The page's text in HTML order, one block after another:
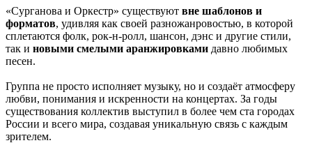
«Сурганова и Оркестр» существуют вне шаблонов и
форматов, удивляя как своей разножанровостью, в которой
сплетаются фолк, рок-н-ролл, шансон, дэнс и другие стили,
так и новыми смелыми аранжировками давно любимых
песен.
Группа не просто исполняет музыку, но и создаёт атмосферу
любви, понимания и искренности на концертах. За годы
существования коллектив выступил в более чем ста городах
России и всего мира, создавая уникальную связь с каждым
зрителем.